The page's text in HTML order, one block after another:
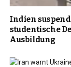
Indien
studentische
Ausbildung